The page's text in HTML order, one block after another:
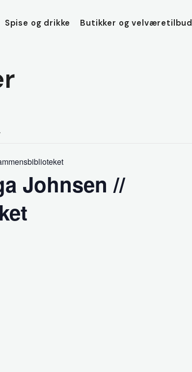
Spise og drikke Butikker og velværetilbud
Johnsen //